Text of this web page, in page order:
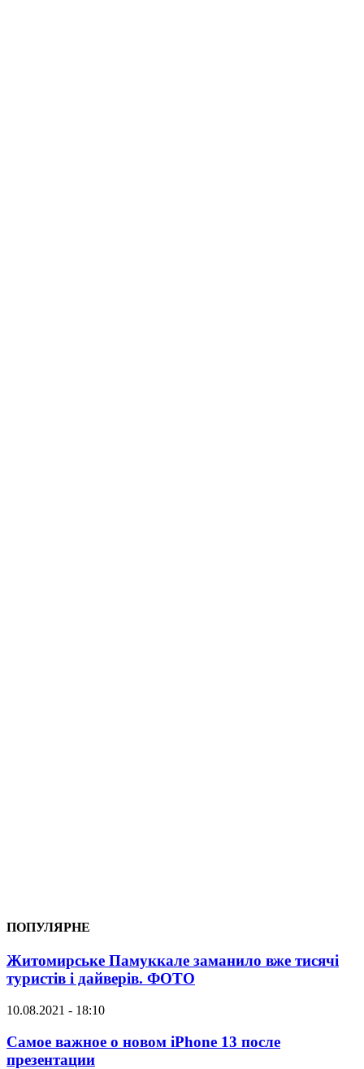
ПОПУЛЯРНЕ
Житомирське Памуккале заманило вже тисячі
туристів і дайверів. ФОТО
10.08.2021 - 18:10
Самое важное о новом iPhone 13 после
презентации